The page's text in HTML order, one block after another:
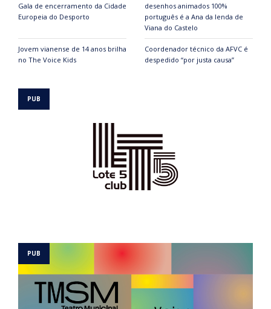
Gala de encerramento da Cidade
Europeia do Desporto
desenhos animados 100%
português é a Ana da lenda de
Viana do Castelo
Jovem vianense de 14 anos brilha
no The Voice Kids
Coordenador técnico da AFVC é
despedido “por justa causa”